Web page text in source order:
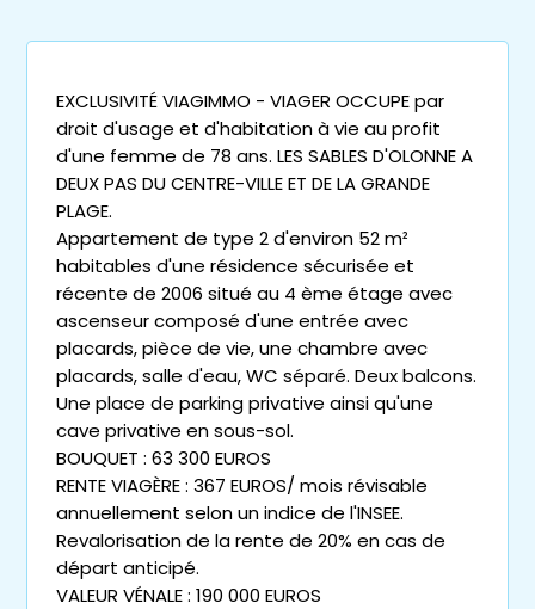
EXCLUSIVITÉ VIAGIMMO - VIAGER OCCUPE par
droit d'usage et d'habitation à vie au profit
d'une femme de 78 ans. LES SABLES D'OLONNE A
DEUX PAS DU CENTRE-VILLE ET DE LA GRANDE
PLAGE.
Appartement de type 2 d'environ 52 m²
habitables d'une résidence sécurisée et
récente de 2006 situé au 4 ème étage avec
ascenseur composé d'une entrée avec
placards, pièce de vie, une chambre avec
placards, salle d'eau, WC séparé. Deux balcons.
Une place de parking privative ainsi qu'une
cave privative en sous-sol.
BOUQUET : 63 300 EUROS
RENTE VIAGÈRE : 367 EUROS/ mois révisable
annuellement selon un indice de l'INSEE.
Revalorisation de la rente de 20% en cas de
départ anticipé.
VALEUR VÉNALE : 190 000 EUROS